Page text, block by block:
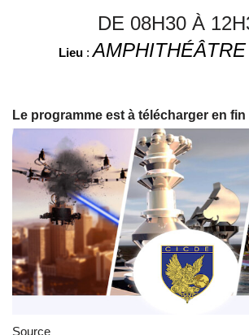
DE 08H30 À
Lieu :
Le programme est à télécharger en
Source